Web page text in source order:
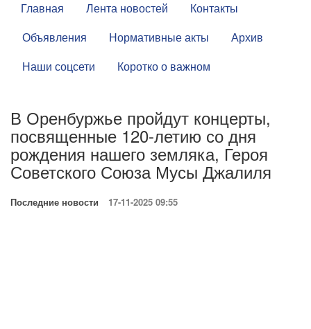
Главная Лента новостей
Контакты
Объявления
Нормативные акты
Архив
Наши соцсети
Коротко о важном
В Оренбуржье пройдут концерты,
посвященные 120-летию со дня
рождения нашего земляка, Героя
Советского Союза Мусы Джалиля
Последние новости 17-11-2025 09:55